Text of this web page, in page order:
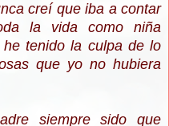
creí que iba a contar
la vida como niña
tenido la culpa de lo
que yo no hubiera
siempre sido que